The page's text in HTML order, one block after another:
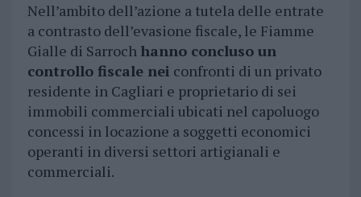
Nell’ambito dell’azione a tutela delle entrate
a contrasto dell’evasione fiscale, le Fiamme
Gialle di Sarroch hanno concluso un
controllo fiscale nei confronti di un privato
residente in Cagliari e proprietario di sei
immobili commerciali ubicati nel capoluogo
concessi in locazione a soggetti economici
operanti in diversi settori artigianali e
commerciali.